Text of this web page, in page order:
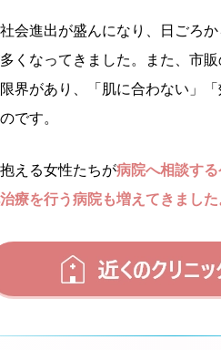
会進出が盛んになり、日ごろ
くなってきました。また、市
界があり、「肌に合わない」
です。
える女性たちが病院へ相談す
療を行う病院も増えてきました